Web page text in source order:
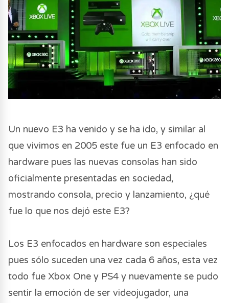
Un nuevo E3 ha venido y se ha ido, y similar al
que vivimos en 2005 este fue un E3 enfocado en
hardware pues las nuevas consolas han sido
oficialmente presentadas en sociedad,
mostrando consola, precio y lanzamiento, ¿qué
fue lo que nos dejó este E3?
Los E3 enfocados en hardware son especiales
pues sólo suceden una vez cada 6 años, esta vez
todo fue Xbox One y PS4 y nuevamente se pudo
sentir la emoción de ser videojugador, una